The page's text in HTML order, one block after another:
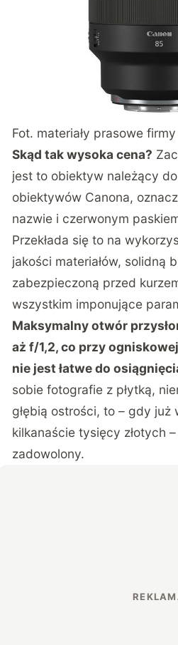
Fot. materiały prasowe
Skąd tak wysoka cena?
jest to obiektyw należący
obiektywów Canona,
nazwie i czerwonym
Przekłada się to na
jakości materiałów, solidną
zabezpieczoną przed
wszystkim imponujące
Maksymalny otwór
aż f/1,2, co przy
nie jest łatwe do
sobie fotografie z płytką,
głębią ostrości, to – gdy już
kilkanaście tysięcy złotych
zadowolony.